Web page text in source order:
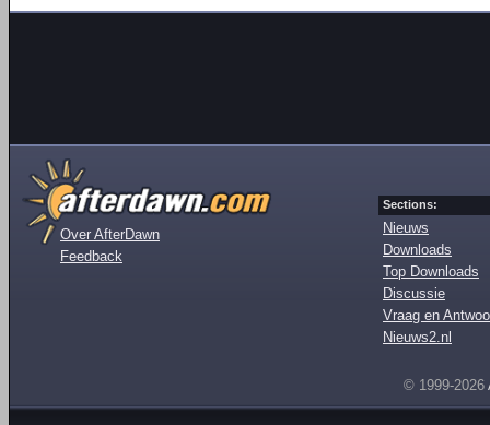
Over AfterDawn
Feedback
Sections:
Nieuws
Downloads
Top Downloads
Discussie
Vraag en
Nieuws2.nl
© 1999-2026